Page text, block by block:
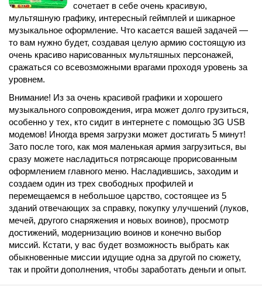
сочетает в себе очень красивую,
мультяшную графику, интересный геймплей и шикарное
музыкальное оформление. Что касается вашей задачей —
то вам нужно будет, создавая целую армию состоящую из
очень красиво нарисованных мультяшных персонажей,
сражаться со всевозможными врагами проходя уровень за
уровнем.
Внимание! Из за очень красивой графики и хорошего
музыкального сопровождения, игра может долго грузиться,
особенно у тех, кто сидит в интернете с помощью 3G USB
модемов! Иногда время загрузки может достигать 5 минут!
Зато после того, как моя маленькая армия загрузиться, вы
сразу можете насладиться потрясающе прорисованным
оформлением главного меню. Насладившись, заходим и
создаем один из трех свободных профилей и
перемещаемся в небольшое царство, состоящее из 5
зданий отвечающих за справку, покупку улучшений (луков,
мечей, другого снаряжения и новых воинов), просмотр
достижений, модернизацию воинов и конечно выбор
миссий. Кстати, у вас будет возможность выбрать как
обыкновенные миссии идущие одна за другой по сюжету,
так и пройти дополнения, чтобы заработать деньги и опыт.